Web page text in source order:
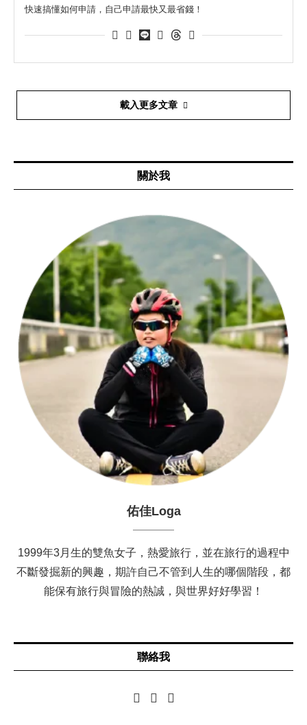
快速搞懂如何申請，自己申請最快又最省錢！
載入更多文章
關於我
佑佳Loga
1999年3月生的雙魚女子，熱愛旅行，並在旅行的過程中
不斷發掘新的興趣，期許自己不管到人生的哪個階段，都
能保有旅行與冒險的熱誠，與世界好好學習！
聯絡我